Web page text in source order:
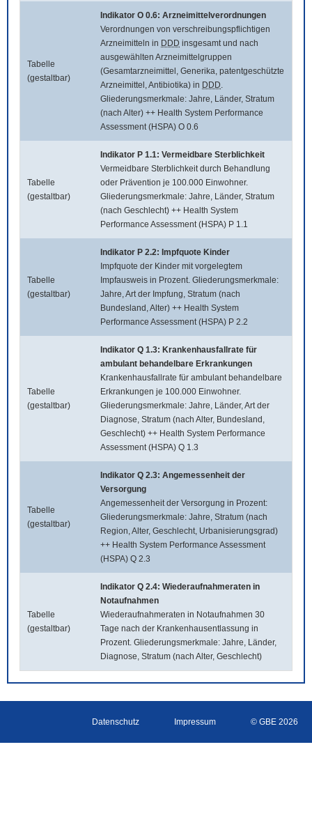
Tabelle
(gestaltbar)
Indikator O 0.6: Arzneimittelverordnungen
Verordnungen von verschreibungspflichtigen
Arzneimitteln in DDD insgesamt und nach
ausgewählten Arzneimittelgruppen
(Gesamtarzneimittel, Generika, patentgeschützte
Arzneimittel, Antibiotika) in DDD.
Gliederungsmerkmale: Jahre, Länder, Stratum
(nach Alter) ++ Health System Performance
Assessment (HSPA) O 0.6
Tabelle
(gestaltbar)
Indikator P 1.1: Vermeidbare Sterblichkeit
Vermeidbare Sterblichkeit durch Behandlung
oder Prävention je 100.000 Einwohner.
Gliederungsmerkmale: Jahre, Länder, Stratum
(nach Geschlecht) ++ Health System
Performance Assessment (HSPA) P 1.1
Tabelle
(gestaltbar)
Indikator P 2.2: Impfquote Kinder
Impfquote der Kinder mit vorgelegtem
Impfausweis in Prozent. Gliederungsmerkmale:
Jahre, Art der Impfung, Stratum (nach
Bundesland, Alter) ++ Health System
Performance Assessment (HSPA) P 2.2
Tabelle
(gestaltbar)
Indikator Q 1.3: Krankenhausfallrate für
ambulant behandelbare Erkrankungen
Krankenhausfallrate für ambulant behandelbare
Erkrankungen je 100.000 Einwohner.
Gliederungsmerkmale: Jahre, Länder, Art der
Diagnose, Stratum (nach Alter, Bundesland,
Geschlecht) ++ Health System Performance
Assessment (HSPA) Q 1.3
Tabelle
(gestaltbar)
Indikator Q 2.3: Angemessenheit der
Versorgung
Angemessenheit der Versorgung in Prozent:
Gliederungsmerkmale: Jahre, Stratum (nach
Region, Alter, Geschlecht, Urbanisierungsgrad)
++ Health System Performance Assessment
(HSPA) Q 2.3
Tabelle
(gestaltbar)
Indikator Q 2.4: Wiederaufnahmeraten in
Notaufnahmen
Wiederaufnahmeraten in Notaufnahmen 30
Tage nach der Krankenhausentlassung in
Prozent. Gliederungsmerkmale: Jahre, Länder,
Diagnose, Stratum (nach Alter, Geschlecht)
Datenschutz Impressum © GBE 2026